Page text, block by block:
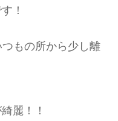
！
もの所から少し離
麗！！